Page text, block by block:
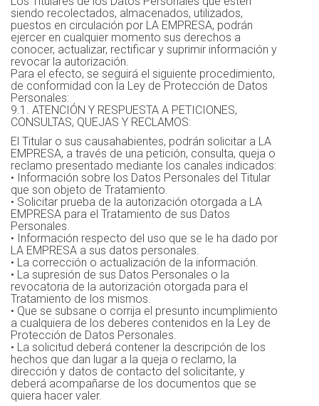
siendo recolectados, almacenados, utilizados,
puestos en circulación por LA EMPRESA, podrán
ejercer en cualquier momento sus derechos a
conocer, actualizar, rectificar y suprimir información y
revocar la autorización.
Para el efecto, se seguirá el siguiente procedimiento,
de conformidad con la Ley de Protección de Datos
Personales:
9.1. ATENCIÓN Y RESPUESTA A PETICIONES,
CONSULTAS, QUEJAS Y RECLAMOS:
El Titular o sus causahabientes, podrán solicitar a LA
EMPRESA, a través de una petición, consulta, queja o
reclamo presentado mediante los canales indicados:
• Información sobre los Datos Personales del Titular
que son objeto de Tratamiento.
• Solicitar prueba de la autorización otorgada a LA
EMPRESA para el Tratamiento de sus Datos
Personales.
• Información respecto del uso que se le ha dado por
LA EMPRESA a sus datos personales.
• La corrección o actualización de la información.
• La supresión de sus Datos Personales o la
revocatoria de la autorización otorgada para el
Tratamiento de los mismos.
• Que se subsane o corrija el presunto incumplimiento
a cualquiera de los deberes contenidos en la Ley de
Protección de Datos Personales.
• La solicitud deberá contener la descripción de los
hechos que dan lugar a la queja o reclamo, la
dirección y datos de contacto del solicitante, y
deberá acompañarse de los documentos que se
quiera hacer valer.